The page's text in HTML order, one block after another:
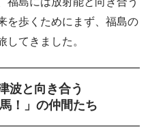
を歩くためにまず、福島の
してきました。
波と向き合う
！」の仲間たち